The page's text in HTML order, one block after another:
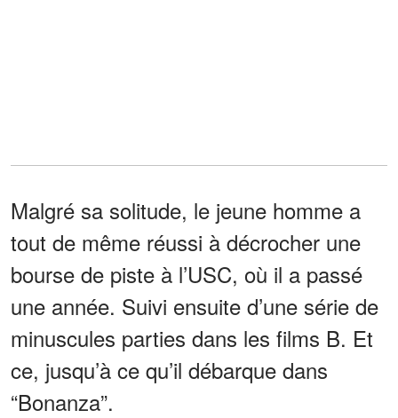
Malgré sa solitude, le jeune homme a
tout de même réussi à décrocher une
bourse de piste à l’USC, où il a passé
une année. Suivi ensuite d’une série de
minuscules parties dans les films B. Et
ce, jusqu’à ce qu’il débarque dans
“Bonanza”.